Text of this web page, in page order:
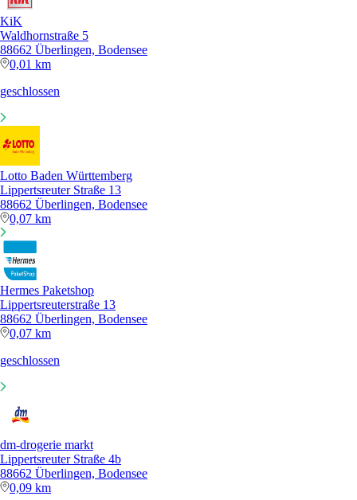
KiK
Waldhornstraße 5
88662 Überlingen, Bodensee
0,01 km
geschlossen
Lotto Baden Württemberg
Lippertsreuter Straße 13
88662 Überlingen, Bodensee
0,07 km
Hermes Paketshop
Lippertsreuterstraße 13
88662 Überlingen, Bodensee
0,07 km
geschlossen
dm-drogerie markt
Lippertsreuter Straße 4b
88662 Überlingen, Bodensee
0,09 km